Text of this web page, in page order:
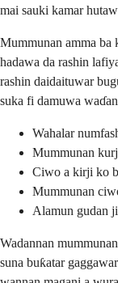
mai sauki kamar
Mummunan amma ba
hadawa da rashin
rashin daidaituwar
suka fi damuwa
Wahalar
Mummunan
Ciwo a kirji ko
Mummunan
Alamun gudan
Wadannan
suna buƙatar